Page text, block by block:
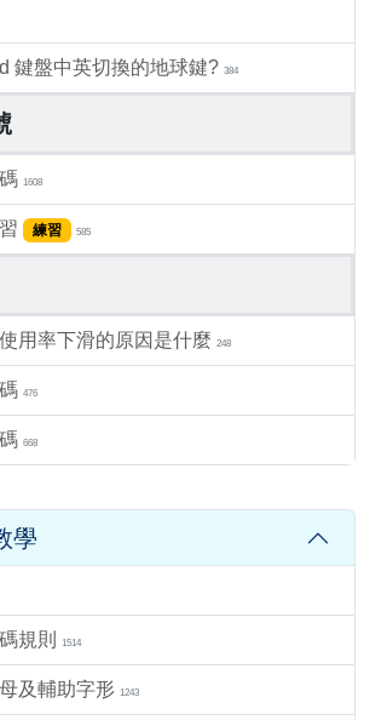
鍵盤中英切換的地球鍵? 384
1608
練習 585
用率下滑的原因是什麼 248
476
668
學
規則 1514
及輔助字形 1243